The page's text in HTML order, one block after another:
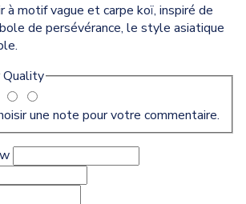
à motif vague et carpe koï, inspiré de
de persévérance, le style asiatique
Quality
une note pour votre commentaire.